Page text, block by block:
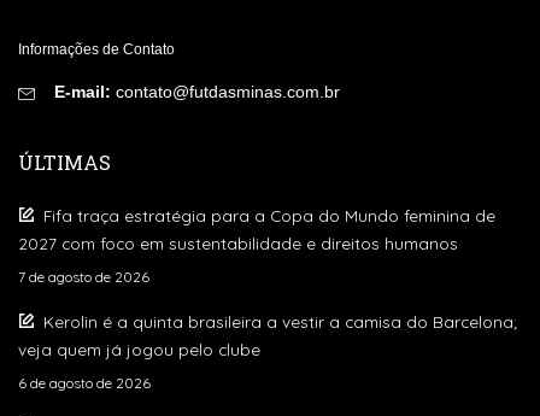
Informações de Contato
E-mail: contato@futdasminas.com.br
ÚLTIMAS
Fifa traça estratégia para a Copa do Mundo feminina de
2027 com foco em sustentabilidade e direitos humanos
7 de agosto de 2026
Kerolin é a quinta brasileira a vestir a camisa do Barcelona;
veja quem já jogou pelo clube
6 de agosto de 2026